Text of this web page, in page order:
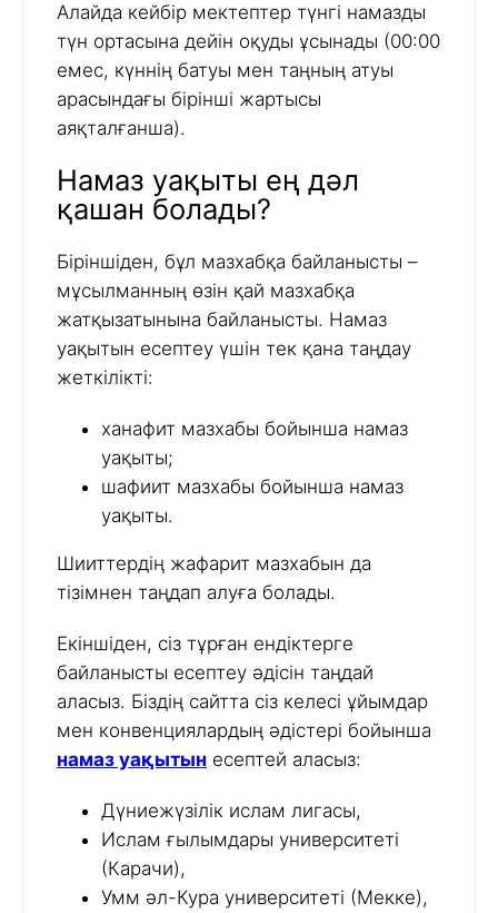
Алайда кейбір мектептер түнгі намазды
түн ортасына дейін оқуды ұсынады (00:00
емес, күннің батуы мен таңның атуы
арасындағы бірінші жартысы
аяқталғанша).
Намаз уақыты ең дәл
қашан болады?
Біріншіден, бұл мазхабқа байланысты –
мұсылманның өзін қай мазхабқа
жатқызатынына байланысты. Намаз
уақытын есептеу үшін тек қана таңдау
жеткілікті:
ханафит мазхабы бойынша намаз
уақыты;
шафиит мазхабы бойынша намаз
уақыты.
Шииттердің жафарит мазхабын да
тізімнен таңдап алуға болады.
Екіншіден, сіз тұрған ендіктерге
байланысты есептеу әдісін таңдай
аласыз. Біздің сайтта сіз келесі ұйымдар
мен конвенциялардың әдістері бойынша
намаз уақытын есептей аласыз:
Дүниежүзілік ислам лигасы,
Ислам ғылымдары университеті
(Карачи),
Умм әл-Кура университеті (Мекке),